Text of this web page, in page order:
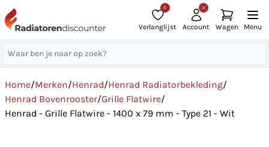
0
Verlanglijst Account Wagen Menu
Home/Merken/Henrad/Henrad Radiatorbekleding/
Henrad Bovenrooster/Grille Flatwire/
Henrad - Grille Flatwire - 1400 x 79 mm - Type 21 - Wit